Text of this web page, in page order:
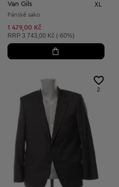
Van Gils XL
Pánské sako
1 479,00 Kč
Doporučená cena:
RRP 3 743,00 Kč (-60%)
2